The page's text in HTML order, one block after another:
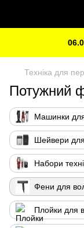
Техніка для
Потужний
Машинки
Шейвери для
Набори
Фени для
Плойки для